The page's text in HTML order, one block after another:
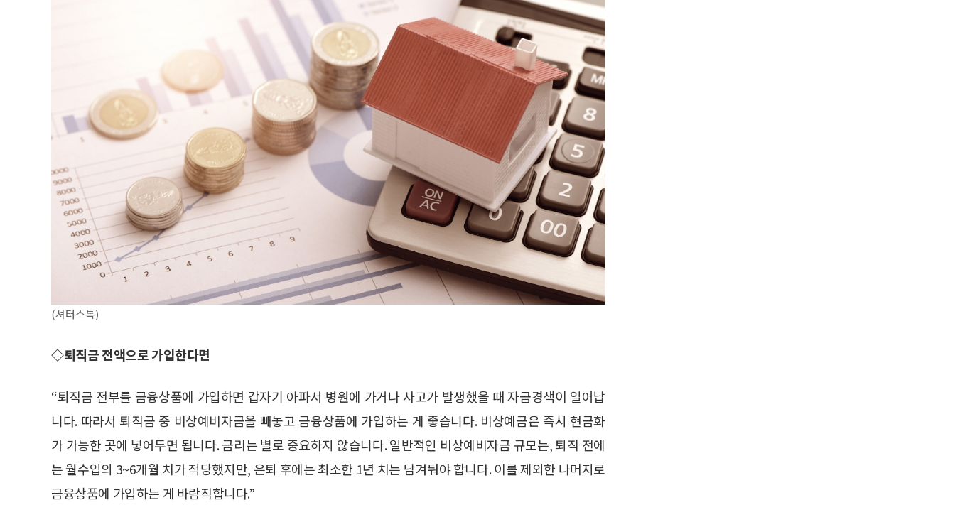
(셔터스톡)
◇퇴직금 전액으로 가입한다면
“퇴직금 전부를 금융상품에 가입하면 갑자기 아파서 병원에 가거나 사고가 발생했을 때 자금경색이 일어납
니다. 따라서 퇴직금 중 비상예비자금을 빼놓고 금융상품에 가입하는 게 좋습니다. 비상예금은 즉시 현금화
가 가능한 곳에 넣어두면 됩니다. 금리는 별로 중요하지 않습니다. 일반적인 비상예비자금 규모는, 퇴직 전에
는 월수입의 3~6개월 치가 적당했지만, 은퇴 후에는 최소한 1년 치는 남겨둬야 합니다. 이를 제외한 나머지로
금융상품에 가입하는 게 바람직합니다.”